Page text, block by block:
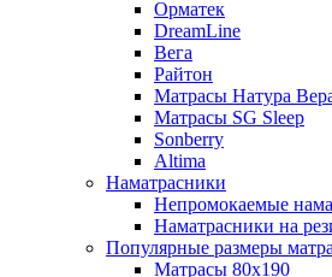
Орматек
DreamLine
Вега
Райтон
Матрасы Натура
Матрасы SG Sleep
Sonberry
Altima
Наматрасники
Непромокаемые
Наматрасники на
Популярные размеры
Матрасы 80x190